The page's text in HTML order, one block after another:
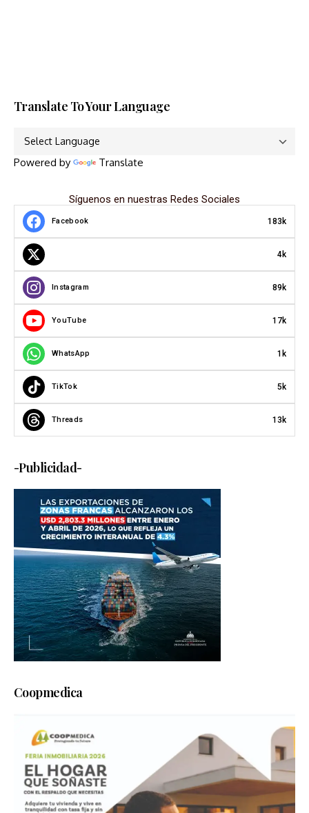
Translate To Your Language
Powered by Translate
Síguenos en nuestras Redes Sociales
Facebook 183k
4k
Instagram 89k
YouTube 17k
WhatsApp 1k
TikTok 5k
Threads 13k
-Publicidad-
Coopmedica